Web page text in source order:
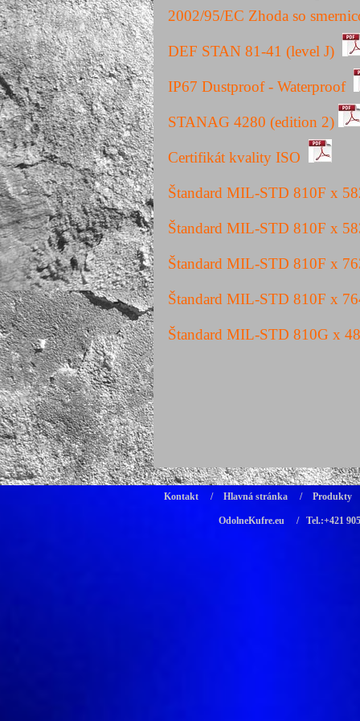
2002/95/EC Zhoda so
DEF STAN 81-41 (level J)
IP67 Dustproof - Waterproof
STANAG 4280 (edition 2)
Certifikát kvality ISO
Štandard MIL-STD 810F x
Štandard MIL-STD 810F x
Štandard MIL-STD 810F x
Štandard MIL-STD 810F x
Štandard MIL-STD 810G x
Kontakt / Hlavná stránka / Produkty
OdolneKufre.eu / Tel.:+421